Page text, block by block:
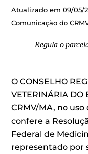
Atualizado em 09/05/
Comunicação do
Regula o
O CONSELHO
VETERINÁRIA DO
CRMV/MA, no
confere a
Federal de
representado por